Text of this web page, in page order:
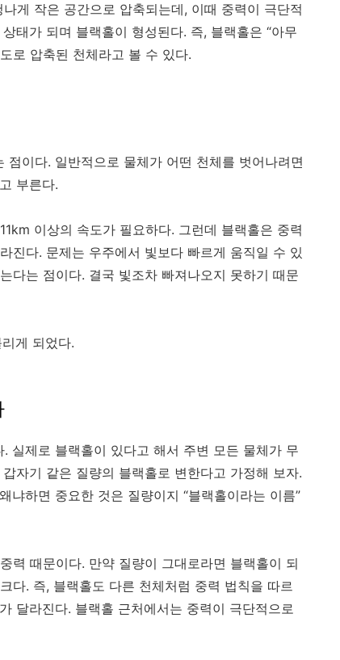
게 작은 공간으로 압축되는데, 이때 중력이 극단적
태가 되며 블랙홀이 형성된다. 즉, 블랙홀은 “아무
로 압축된 천체라고 볼 수 있다.
이다. 일반적으로 물체가 어떤 천체를 벗어나려면
부른다.
이상의 속도가 필요하다. 그런데 블랙홀은 중력
진다. 문제는 우주에서 빛보다 빠르게 움직일 수 있
다는 점이다. 결국 빛조차 빠져나오지 못하기 때문
게 되었다.
실제로 블랙홀이 있다고 해서 주변 모든 물체가 무
자기 같은 질량의 블랙홀로 변한다고 가정해 보자.
냐하면 중요한 것은 질량이지 “블랙홀이라는 이름”
력 때문이다. 만약 질량이 그대로라면 블랙홀이 되
다. 즉, 블랙홀도 다른 천체처럼 중력 법칙을 따르
달라진다. 블랙홀 근처에서는 중력이 극단적으로